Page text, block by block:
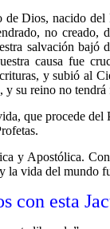
Dios, nacido
no creado,
salvación
causa fue
y subió al
y su reino no tendrá
que procede
y Apostólica.
la vida del mundo
con esta